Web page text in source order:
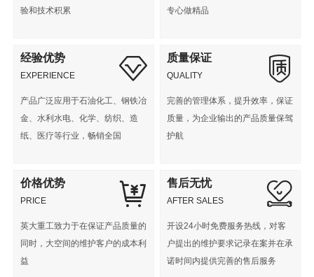
验和技术积累
专心做精品
经验优势
EXPERIENCE
产品广泛应用于石油化工、钢铁冶
金、水利水电、化学、纺织、造
纸、医疗等行业，畅销全国
质量保证
QUALITY
完善的管理体系，提升效率，保证
质量，为企业输出的产品质量保驾
护航
价格优势
PRICE
英大重工致力于在保证产品质量的
同时，大空间的维护客户的成本利
益
售后无忧
AFTER SALES
开设24小时免费服务热线，对客
户提出的维护要求记录在案并在承
诺时间内提供完善的售后服务